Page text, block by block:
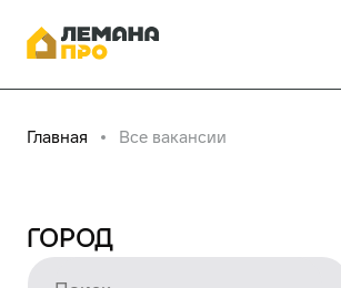
Главная Все вакансии
Город